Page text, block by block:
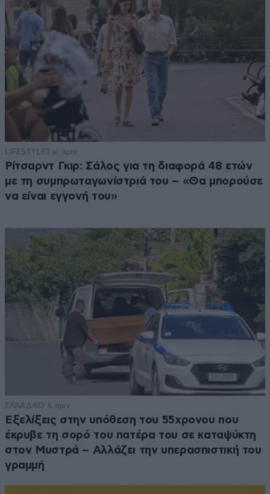
LIFESTYLE3 ω. πριν
Ρίτσαρντ Γκιρ: Σάλος για τη διαφορά 48 ετών
με τη συμπρωταγωνίστριά του – «Θα μπορούσε
να είναι εγγονή του»
ΕΛΛΑΔΑ13 λ. πριν
Εξελίξεις στην υπόθεση του 55χρονου που
έκρυβε τη σορό του πατέρα του σε καταψύκτη
στον Μυστρά – Αλλάζει την υπερασπιστική του
γραμμή